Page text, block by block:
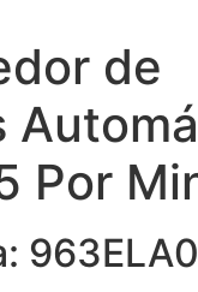
de
Por